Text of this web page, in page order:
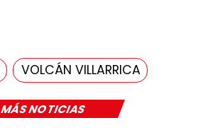
MÁS NOTICIAS
VOLCÁN VILLARRICA